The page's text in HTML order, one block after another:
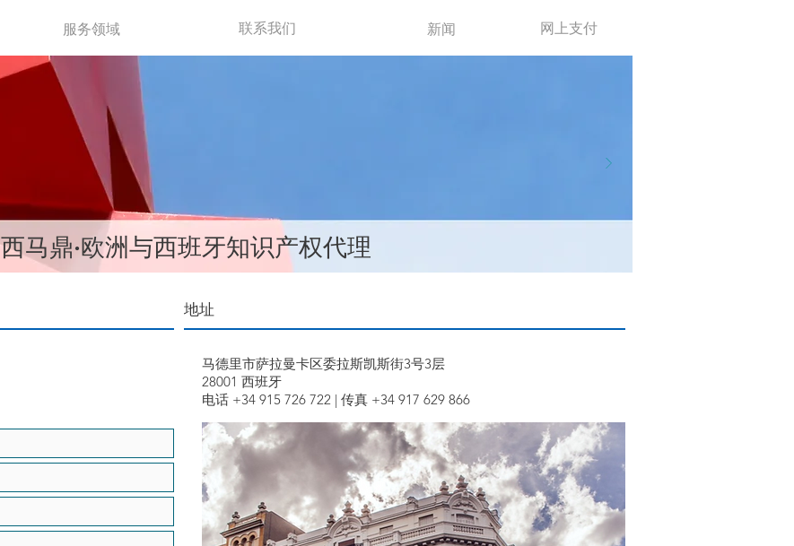
服务领域 联系我们 新闻 网上支付
​西马鼎·欧洲与西班牙知识产权代理
地址
马德里市萨拉曼卡区委拉斯凯斯街3号3层
28001 西班牙
电话 +34 915 726 722 | 传真 +34 917 629 866